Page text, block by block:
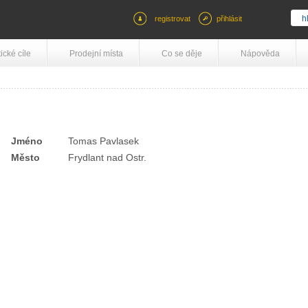
registrovat přihlásit
cíle Prodejní místa Co se děje Nápověda
Jméno
Tomas Pavlasek
Město
Frydlant nad Ostr.